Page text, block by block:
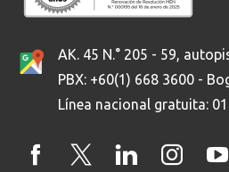
AK. 45 N.° 205 - 59,
PBX: +60(1) 668 3600 -
Línea nacional gratuita: